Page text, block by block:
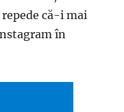
că-i mai
în